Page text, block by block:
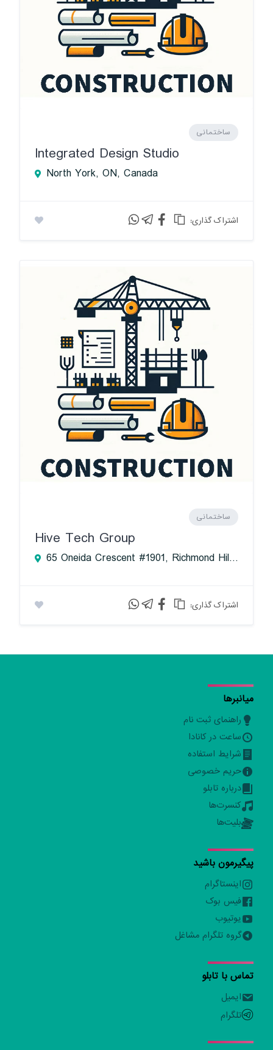
ساختمانی
Integrated Design Studio
North York, ON, Canada
:اشتراک گذاری
ساختمانی
Hive Tech Group
65 Oneida Crescent #1901, Richmond Hill, ON L4B 0G9, Canada
:اشتراک گذاری
میانبرها
راهنمای ثبت نام
ساعت در کانادا
شرایط استفاده
حریم خصوصی
درباره تابلو
کنسرت‌ها
بلیت‌ها
پیگیرمون باشید
اینستاگرام
فیس بوک
یوتیوب
گروه تلگرام مشاغل
تماس با تابلو
ایمیل
تلگرام